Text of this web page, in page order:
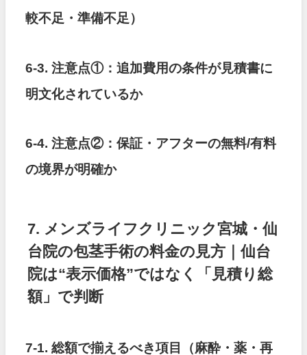
較不足・準備不足）
6-3. 注意点①：追加費用の条件が見積書に
明文化されているか
6-4. 注意点②：保証・アフターの無料/有料
の境界が明確か
7. メンズライフクリニック宮城・仙
台院の包茎手術の料金の見方｜仙台
院は“表示価格”ではなく「見積り総
額」で判断
7-1. 総額で揃えるべき項目（麻酔・薬・再